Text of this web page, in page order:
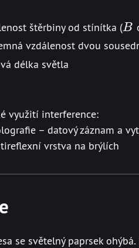
štěrbiny od stínítka (B
B
vzdálenost dvou
délka světla
využití interference:
– datový záznam a
vrstva na brýlích
se světelný paprsek